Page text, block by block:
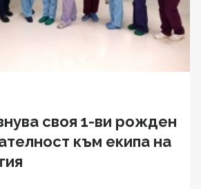
своя 1-ви рожден
към екипа на